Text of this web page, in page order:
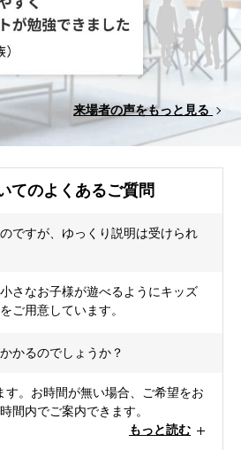
来場者の声をもっと見る
てのよくあるご質問
ですが、ゆっくり説明は受けられ
さなお子様が遊べるようにキッズ
ご用意しています。
かるのでしょうか？
す。お時間が無い場合、ご希望をお
間内でご案内できます。
もっと読む